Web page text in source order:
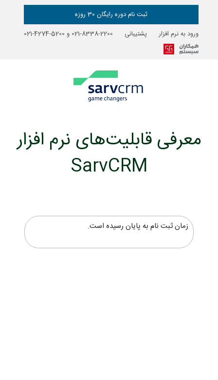
ثبت نام دوره رایگان 30 روزه
ورود به نرم افزار
پشتیبانی 2200-8338-021 و 5200-4274-021
معرفی قابلیت‌های نرم افزار
SarvCRM
زمان ثبت نام به پایان رسیده است.